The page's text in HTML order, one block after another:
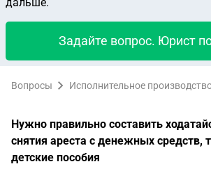
Задайте вопрос. Юрист
Вопросы Исполнительное
Нужно правильно составить
снятия ареста с денежных средств,
детские пособия